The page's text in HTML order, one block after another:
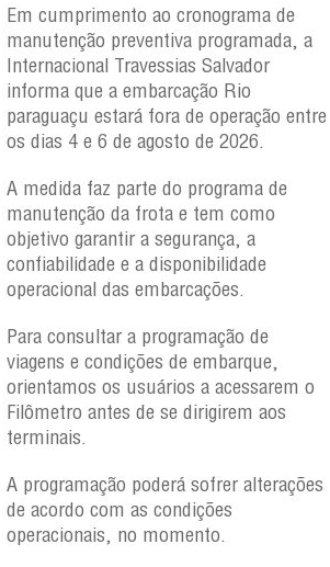
Em cumprimento ao cronograma de
manutenção preventiva programada, a
Internacional Travessias Salvador
informa que a embarcação Rio
paraguaçu estará fora de operação entre
os dias 4 e 6 de agosto de 2026.
A medida faz parte do programa de
manutenção da frota e tem como
objetivo garantir a segurança, a
confiabilidade e a disponibilidade
operacional das embarcações.
Para consultar a programação de
viagens e condições de embarque,
orientamos os usuários a acessarem o
Filômetro antes de se dirigirem aos
terminais.
A programação poderá sofrer alterações
de acordo com as condições
operacionais, no momento.